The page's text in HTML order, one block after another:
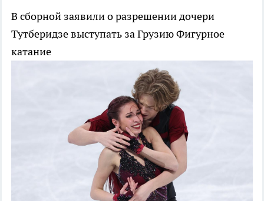
В сборной заявили о разрешении дочери
Тутберидзе выступать за ГрузиюФигурное
катание